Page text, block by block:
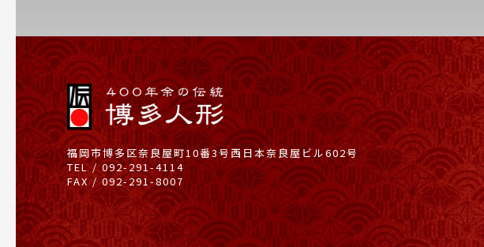
福岡市博多区奈良屋町10番3号 西日本奈良屋ビル602号
TEL / 092-291-4114
FAX / 092-291-8007